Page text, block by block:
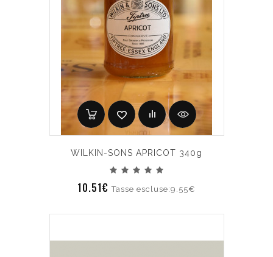
WILKIN-SONS APRICOT 340g
10.51€Tasse escluse:9.55€